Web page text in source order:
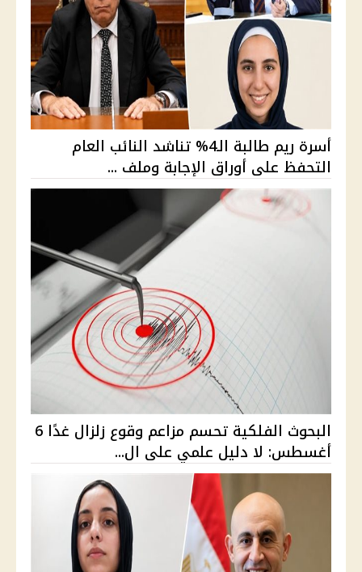
أسرة ريم طالبة الـ4% تناشد النائب العام
التحفظ على أوراق الإجابة وملف ...
البحوث الفلكية تحسم مزاعم وقوع زلزال غدًا 6
أغسطس: لا دليل علمي على ال...